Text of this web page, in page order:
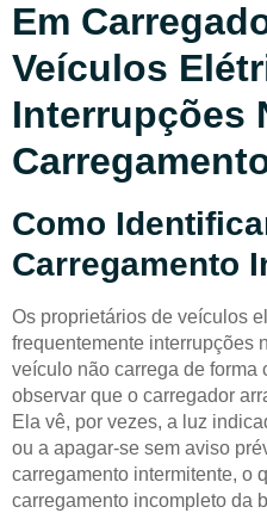
Em
Veículos
Interrupções
Como
Carregamento
Os proprietários de veículos
frequentemente interrupções
veículo não carrega de forma
observar que o carregador
Ela vê, por vezes, a luz
ou a apagar-se sem aviso
carregamento intermitente, o
carregamento incompleto da